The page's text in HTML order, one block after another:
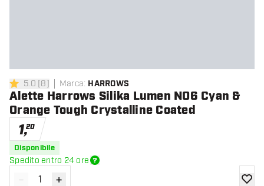
5 stelle di valutazione
5.0 [8] Marca: HARROWS
Alette Harrows Silika Lumen NO6 Cyan &
Orange Tough Crystalline Coated
1,20
Disponibile
Spedito entro 24 ore
- +